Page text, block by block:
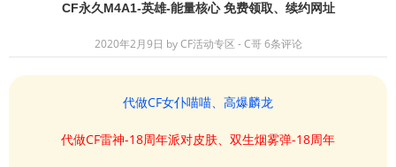
CF永久M4A1-英雄-能量核心 免费领取、续约网址
2020年2月9日 byCF活动专区 - C哥 6条评论
代做CF女仆喵喵、高爆麟龙
代做CF雷神-18周年派对皮肤、双生烟雾弹-18周年